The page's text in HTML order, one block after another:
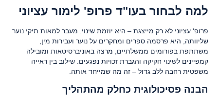
למה לבחור בעו"ד פרופ' לימור עציוני
פרופ' עציוני לא רק מייצגת – היא יוזמת שינוי. מעבר למאות תיקי נוער
שליוותה, היא פרסמה ספרים ומחקרים על נוער ועבירות מין,
משתתפת בפורומים ממשלתיים, מרצה באוניברסיטאות ומובילה
קמפיינים לשינוי חקיקה והגברת זכויות נפגעים. שילוב בין ראייה
משפטית רחבה ללב גדול – זה מה שמייחד אותה.
הבנה פסיכולוגית כחלק מהתהליך